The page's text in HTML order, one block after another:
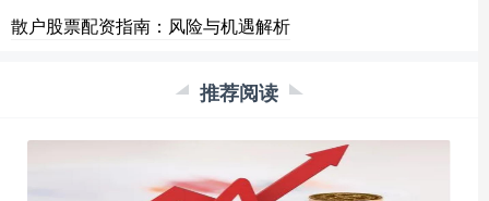
散户股票配资指南：风险与机遇解析
推荐阅读